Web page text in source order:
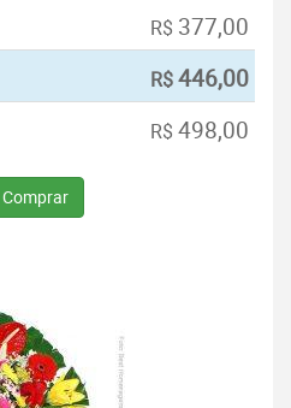
R$ 377,00
R$446,00
R$ 498,00
Comprar